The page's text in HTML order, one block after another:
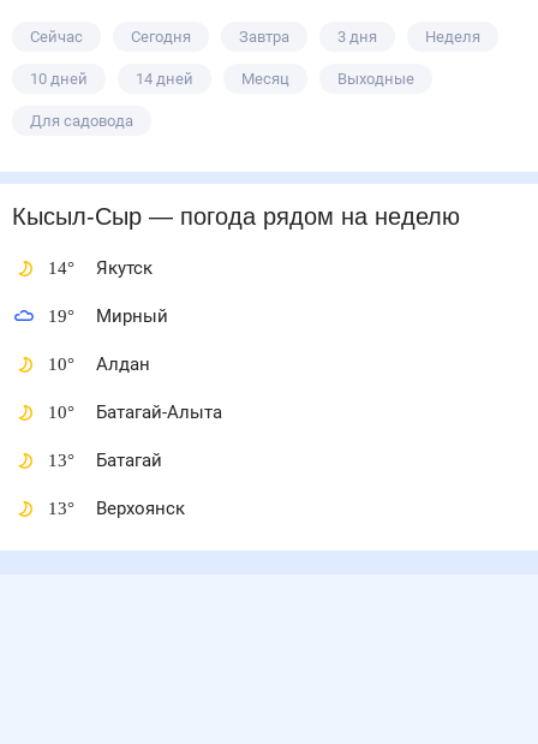
Сейчас Сегодня Завтра 3 дня Неделя
10 дней 14 дней Месяц Выходные
Для садовода
Кысыл-Сыр— погода рядомна неделю
14° Якутск
19° Мирный
10° Алдан
10° Батагай-Алыта
13° Батагай
13° Верхоянск